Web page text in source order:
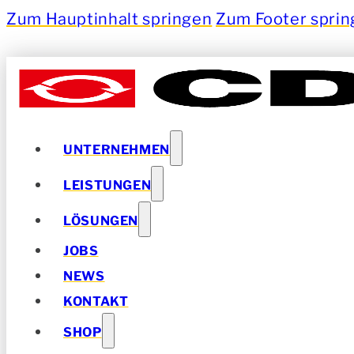
Zum Hauptinhalt springen Zum Footer
UNTERNEHMEN
LEISTUNGEN
LÖSUNGEN
JOBS
NEWS
KONTAKT
SHOP